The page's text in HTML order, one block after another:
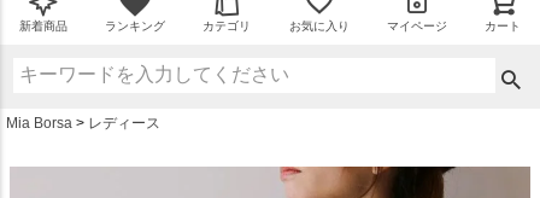
新着商品 ランキング カテゴリ お気に入り マイページ カート
Mia Borsa レディース